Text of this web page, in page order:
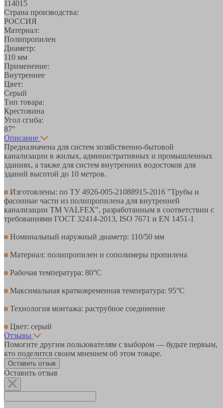
114015
Страна производства:
РОССИЯ
Материал:
Полипропилен
Диаметр:
110 мм
Применение:
Внутреннее
Цвет:
Серый
Тип товара:
Крестовина
Угол сгиба:
87°
Описание
Предназначена для систем хозяйственно-бытовой
канализации в жилых, административных и промышленных
зданиях, а также для систем внутренних водостоков для
зданий высотой до 10 метров.
Изготовлены: по ТУ 4926-005-21088915-2016 "Трубы и
фасонные части из полипропилена для внутренней
канализации ТМ VALFEX", разработанным в соответствии с
требованиями ГОСТ 32414-2013, ISO 7671 и EN 1451-1
Номинальный наружный диаметр: 110/50 мм
Материал: полипропилен и сополимеры пропилена
Рабочая температура: 80°С
Максимальная кратковременная температура: 95°С
Технология монтажа: раструбное соединение
Цвет: серый
Отзывы
Помогите другим пользователям с выбором — будьте первым,
кто поделится своим мнением об этом товаре.
Оставить отзыв
Оставить отзыв